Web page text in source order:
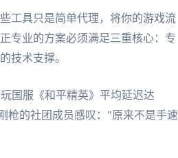
工具只是简单代理，将你的游戏流
专业的方案必须满足三重核心：专
技术支撑。
国服《和平精英》平均延迟达
枪的社团成员感叹："原来不是手速